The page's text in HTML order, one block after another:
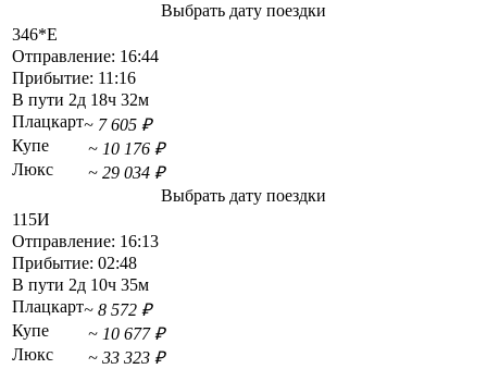
Выбрать дату поездки
346*Е
Отправление: 16:44
Прибытие: 11:16
В пути 2д 18ч 32м
Плацкарт~ 7 605 ₽
Купе
~ 10 176 ₽
Люкс
~ 29 034 ₽
Выбрать дату поездки
115И
Отправление: 16:13
Прибытие: 02:48
В пути 2д 10ч 35м
Плацкарт~ 8 572 ₽
Купе
~ 10 677 ₽
Люкс
~ 33 323 ₽